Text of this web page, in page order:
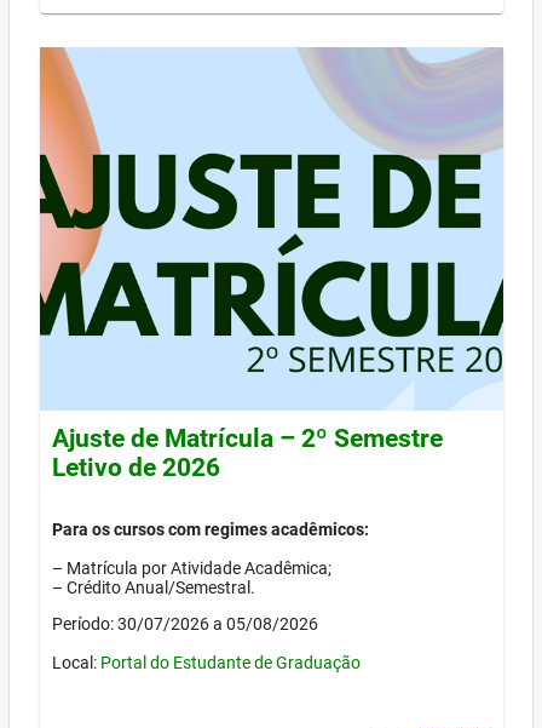
Ajuste de Matrícula – 2º Semestre
Letivo de 2026
Para os cursos com regimes acadêmicos:
– Matrícula por Atividade Acadêmica;
– Crédito Anual/Semestral.
Período: 30/07/2026 a 05/08/2026
Local: Portal do Estudante de Graduação